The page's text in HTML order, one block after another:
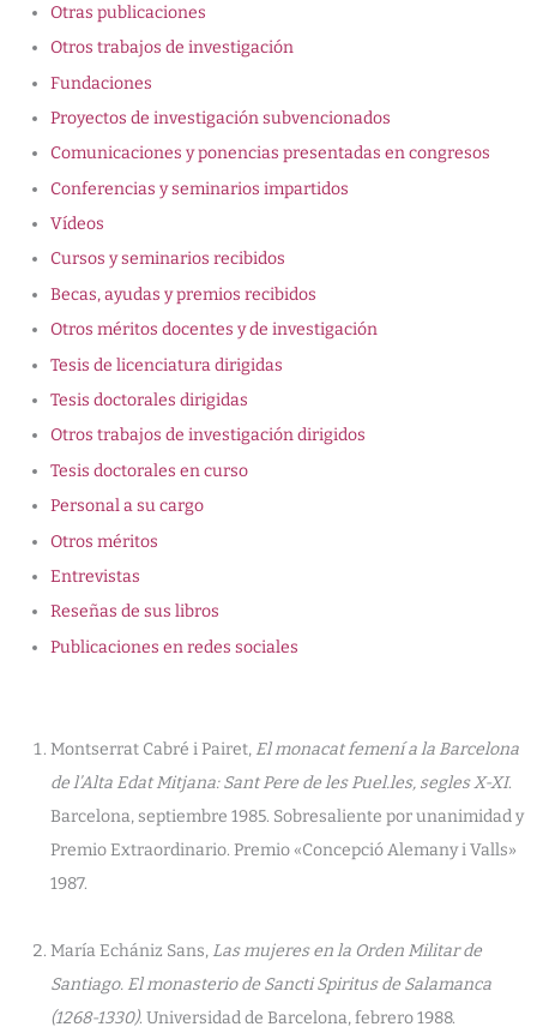
Otras publicaciones
Otros trabajos de investigación
Fundaciones
Proyectos de investigación subvencionados
Comunicaciones y ponencias presentadas en congresos
Conferencias y seminarios impartidos
Vídeos
Cursos y seminarios recibidos
Becas, ayudas y premios recibidos
Otros méritos docentes y de investigación
Tesis de licenciatura dirigidas
Tesis doctorales dirigidas
Otros trabajos de investigación dirigidos
Tesis doctorales en curso
Personal a su cargo
Otros méritos
Entrevistas
Reseñas de sus libros
Publicaciones en redes sociales
Montserrat Cabré i Pairet, El monacat femení a la Barcelona
de l’Alta Edat Mitjana: Sant Pere de les Puel.les, segles X-XI.
Barcelona, septiembre 1985. Sobresaliente por unanimidad y
Premio Extraordinario. Premio «Concepció Alemany i Valls»
1987.
María Echániz Sans, Las mujeres en la Orden Militar de
Santiago. El monasterio de Sancti Spiritus de Salamanca
(1268-1330). Universidad de Barcelona, febrero 1988.